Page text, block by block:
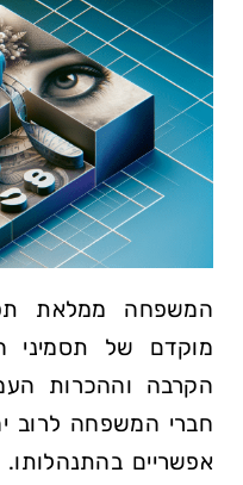
המשפחה ממלאת
מוקדם של
הקרבה וההכרות
חברי המשפחה לרוב
אפשריים בהתנהלותו.